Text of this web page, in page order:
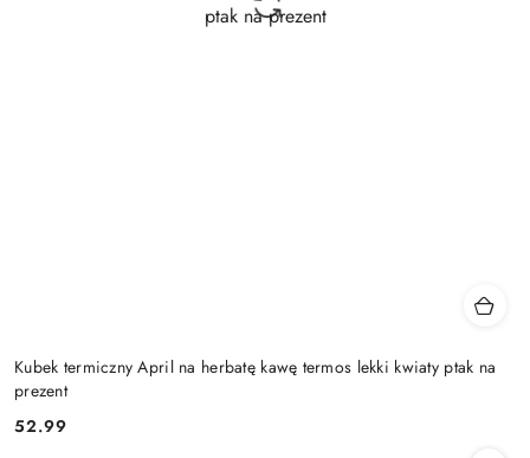
Kubek termiczny April na herbatę kawę termos lekki kwiaty ptak na
prezent
Cena:
52.99